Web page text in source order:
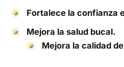
Fortalece la confianza
Mejora la salud bucal.
Mejora la calidad